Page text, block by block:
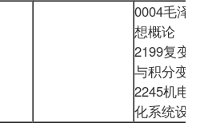
0004毛泽
想概论
2199复变
与积分变
2245机电
化系统